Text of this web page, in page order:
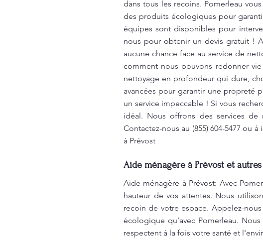
dans tous les recoins. Pomerleau
des produits écologiques pour
équipes sont disponibles pour
nous pour obtenir un devis gratuit !
aucune chance face au service de
comment nous pouvons redonner
nettoyage en profondeur qui dure,
avancées pour garantir une propreté
un service impeccable ! Si vous
idéal. Nous offrons des services
Contactez-nous au (855) 604-5477 ou à
à Prévost
Aide ménagère à Prévost et
Aide ménagère à Prévost: Avec
hauteur de vos attentes. Nous
recoin de votre espace. Appelez-
écologique qu’avec Pomerleau.
respectent à la fois votre santé et